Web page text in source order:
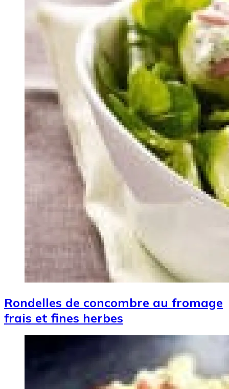
Rondelles de concombre au fromage
frais et fines herbes